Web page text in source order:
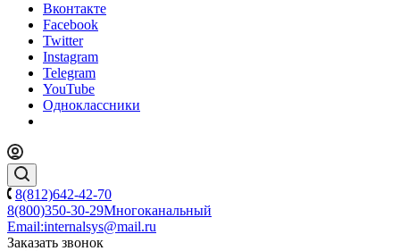
Вконтакте
Facebook
Twitter
Instagram
Telegram
YouTube
Одноклассники
8(812)642-42-70
8(800)350-30-29Многоканальный
Email:internalsys@mail.ru
Заказать звонок